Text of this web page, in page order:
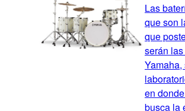
Las
que son
que
serán
en
busca la